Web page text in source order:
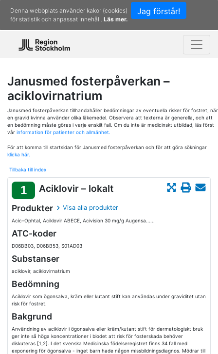
Jag förstår!
Denna webbplats använder kakor (cookies)
för statistik och anpassat innehåll. Läs mer.
Janusmed fosterpåverkan –
aciklovirnatrium
Janusmed fosterpåverkan tillhandahåller bedömningar av eventuella risker för fostret, när
en gravid kvinna använder olika läkemedel. Observera att texterna är generella, och att
en bedömning måste göras i varje enskilt fall. Om du inte är medicinskt utbildad, läs först
vår information för patienter och allmänhet.
För att komma till startsidan för Janusmed fosterpåverkan och för att göra sökningar
klicka här.
Tillbaka till index
1 Aciklovir – lokalt
Produkter Visa alla produkter
Acic-Ophtal, Aciklovir ABECE, Acivision 30 mg/g Augensa......
ATC-koder
D06BB03, D06BB53, S01AD03
Substanser
aciklovir, aciklovirnatrium
Bedömning
Aciklovir som ögonsalva, kräm eller kutant stift kan användas under graviditet utan
risk för fostret.
Bakgrund
Användning av aciklovir i ögonsalva eller kräm/kutant stift för dermatologiskt bruk
ger inte så höga koncentrationer i blodet att risk för fosterskada behöver
diskuteras [1,2]. I det svenska Medicinska födelseregistret finns 34 fall med
exponering för ögonsalva - inget barn hade någon missbildningsdiagnos. Mödrar till